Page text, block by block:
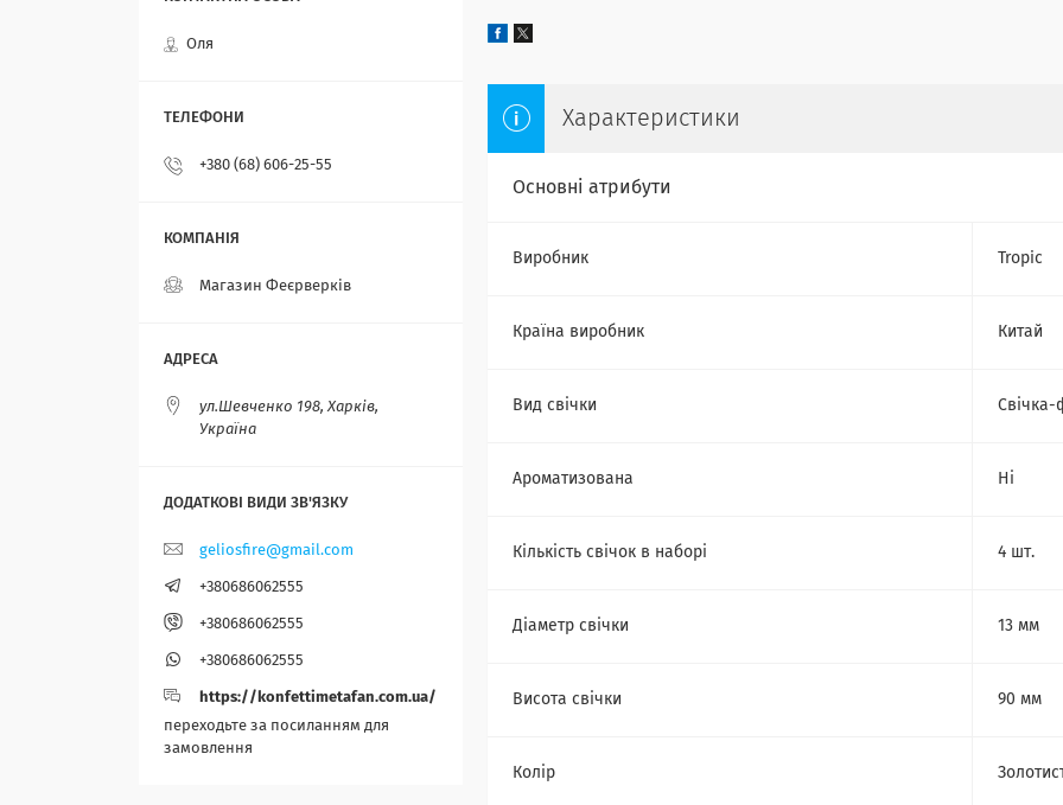
Характеристики
Основні атрибути
Виробник Tropic
Країна виробник Китай
Вид свічки Свічка-
Ароматизована Ні
Кількість свічок в наборі 4 шт.
Діаметр свічки 13 мм
Висота свічки 90 мм
Колір
Оля
+380 (68) 606-25-55
Магазин Феєрверків
ул.Шевченко 198, Харків,
Україна
geliosfire@gmail.com
+380686062555
+380686062555
+380686062555
https://konfettimetafan.com.ua/
переходьте за посиланням для
замовлення